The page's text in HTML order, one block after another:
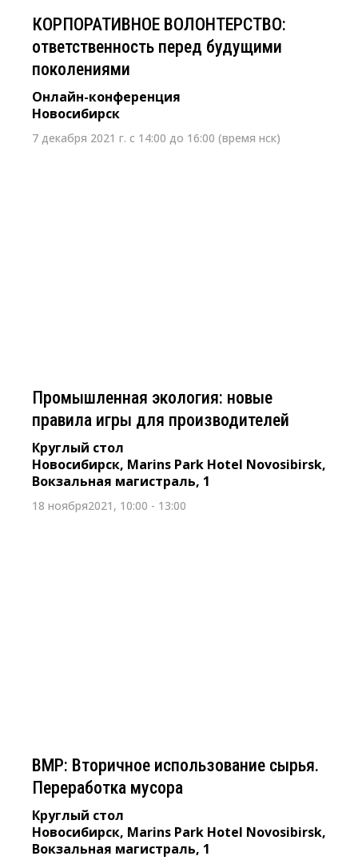
КОРПОРАТИВНОЕ ВОЛОНТЕРСТВО:
ответственность перед будущими
поколениями
Онлайн-конференция
Новосибирск
7 декабря 2021 г. с 14:00 до 16:00 (время нск)
Промышленная экология: новые
правила игры для производителей
Круглый стол
Новосибирск, Marins Park Hotel Novosibirsk,
Вокзальная магистраль, 1
18 ноября2021, 10:00 - 13:00
ВМР: Вторичное использование сырья.
Переработка мусора
Круглый стол
Новосибирск, Marins Park Hotel Novosibirsk,
Вокзальная магистраль, 1